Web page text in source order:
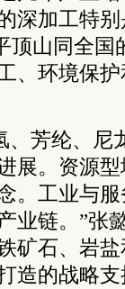
深加工特
顶山同全
、环境保
、芳纶、尼
展。资源
。工业与
业链。”张
矿石、岩
造的战略